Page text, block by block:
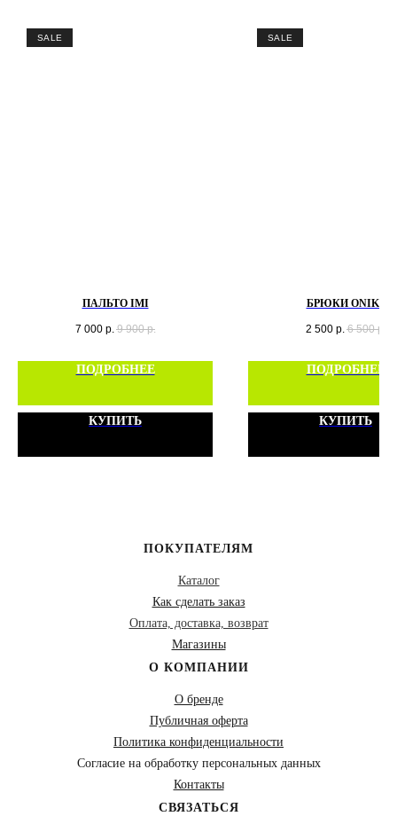
SALE
ПАЛЬТО IMI
7 000 р. 9 900 р.
ПОДРОБНЕЕ
КУПИТЬ
SALE
БРЮКИ ONIKS
2 500 р. 6 500 р.
ПОДРОБНЕЕ
КУПИТЬ
ПОКУПАТЕЛЯМ
Каталог
Как сделать заказ
Оплата, доставка, возврат
Магазины
О КОМПАНИИ
О бренде
Публичная оферта
Политика конфиденциальности
Согласие на обработку персональных данных
Контакты
СВЯЗАТЬСЯ